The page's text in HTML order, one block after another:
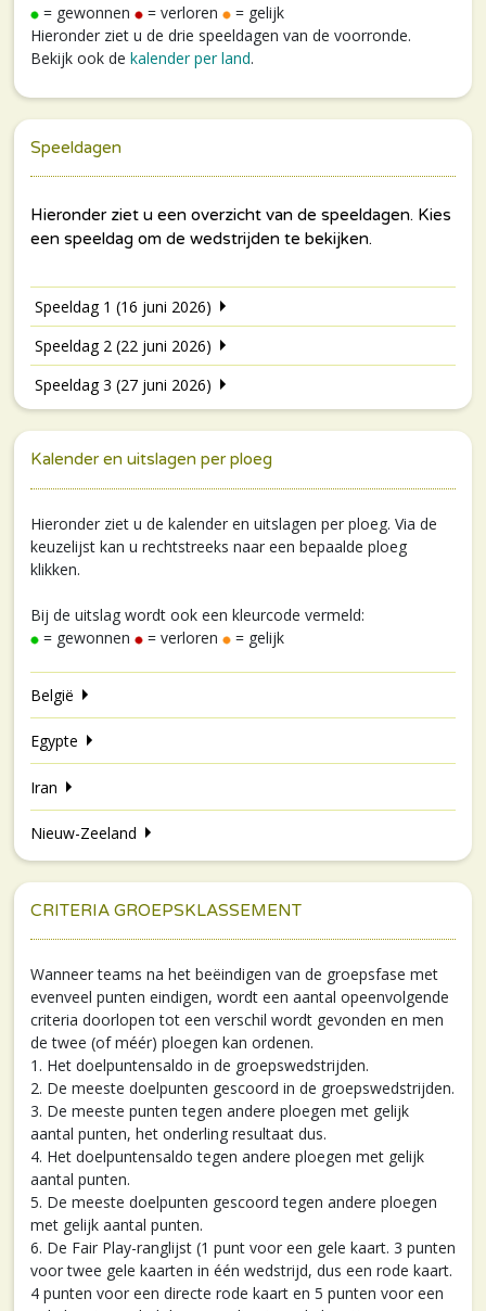
= gewonnen = verloren
= gelijk
Hieronder ziet u de drie speeldagen van de voorronde.
Bekijk ook de kalender per land.
Speeldagen
Speeldag 1 (16 juni 2026)
Speeldag 2 (22 juni 2026)
Speeldag 3 (27 juni 2026)
Kalender en uitslagen per ploeg
Hieronder ziet u de kalender en uitslagen per ploeg. Via de
keuzelijst kan u rechtstreeks naar een bepaalde ploeg
klikken.
Bij de uitslag wordt ook een kleurcode vermeld:
= gewonnen
= verloren = gelijk
België
Egypte
Iran
Nieuw-Zeeland
CRITERIA GROEPSKLASSEMENT
Wanneer teams na het beëindigen van de groepsfase met
evenveel punten eindigen, wordt een aantal opeenvolgende
criteria doorlopen tot een verschil wordt gevonden en men
de twee (of méér) ploegen kan ordenen.
1. Het doelpuntensaldo in de groepswedstrijden.
2. De meeste doelpunten gescoord in de groepswedstrijden.
3. De meeste punten tegen andere ploegen met gelijk
aantal punten, het onderling resultaat dus.
4. Het doelpuntensaldo tegen andere ploegen met gelijk
aantal punten.
5. De meeste doelpunten gescoord tegen andere ploegen
met gelijk aantal punten.
6. De Fair Play-ranglijst (1 punt voor een gele kaart. 3 punten
voor twee gele kaarten in één wedstrijd, dus een rode kaart.
4 punten voor een directe rode kaart en 5 punten voor een